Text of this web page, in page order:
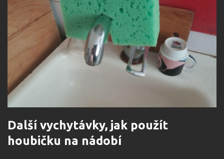
Další vychytávky, jak použít
houbičku na nádobí